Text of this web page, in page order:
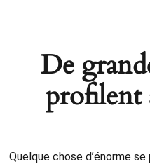
De
profilent
Quelque chose d’énorme